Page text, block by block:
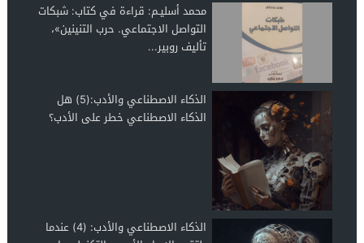
محمد أسليـم: قراءة في كتاب: شبكات
التواصل الاجتماعي. حرب التنينين»،
تأليف روبير...
الذكاء الاصطناعي والأدب:(5) هل
الذكاء الاصطناعي خطر على الأدب؟
الذكاء الاصطناعي والأدب: (4) عندما